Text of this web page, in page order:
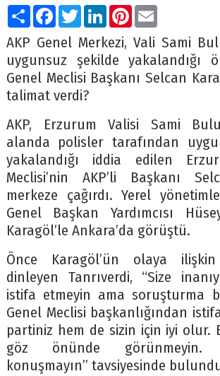
PaylaşFacebook
TwitterLinkedIn
Pinterest
Email
AKP Genel Merkezi, Vali Sami
uygunsuz şekilde yakalandığı
Genel Meclisi Başkanı Selcan
talimat verdi?
AKP, Erzurum Valisi Sami
alanda polisler tarafından
yakalandığı iddia edilen
Meclisi’nin AKP’li Başkanı
merkeze çağırdı. Yerel
Genel Başkan Yardımcısı
Karagöl’le Ankara’da görüştü.
Önce Karagöl’ün olaya ilişkin
dinleyen Tanrıverdi, “Size
istifa etmeyin ama soruşturma
Genel Meclisi başkanlığından
partiniz hem de sizin için iyi olur.
göz önünde görünmeyin.
konuşmayın” tavsiyesinde